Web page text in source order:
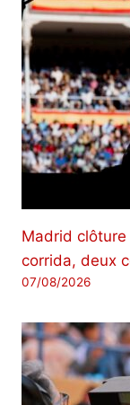
Madrid
corrida, deux
07/08/2026